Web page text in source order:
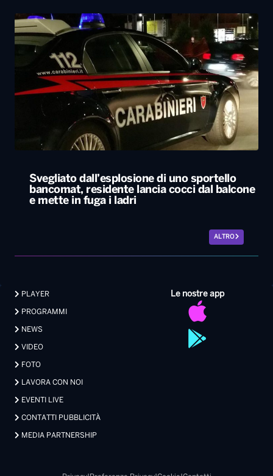
Svegliato dall’esplosione di uno sportello
bancomat, residente lancia cocci dal balcone
e mette in fuga i ladri
ALTRO
Le nostre app
PLAYER
PROGRAMMI
NEWS
VIDEO
FOTO
LAVORA CON NOI
EVENTI LIVE
CONTATTI PUBBLICITÀ
MEDIA PARTNERSHIP